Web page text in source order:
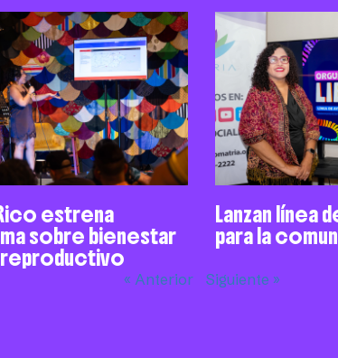
estrena
sobre bienestar
reproductivo
Lanzan línea
para la
« Anterior Siguiente »